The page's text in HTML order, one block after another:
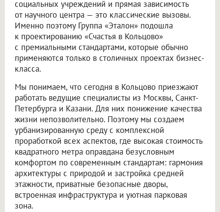
социальных учреждений и прямая зависимость
от научного центра — это классические вызовы.
Именно поэтому Группа «Эталон» подошла
к проектированию «Счастья в Кольцово»
с премиальными стандартами, которые обычно
применяются только в столичных проектах бизнес-
класса.
Мы понимаем, что сегодня в Кольцово приезжают
работать ведущие специалисты из Москвы, Санкт-
Петербурга и Казани. Для них понижение качества
жизни непозволительно. Поэтому мы создаем
урбанизированную среду с комплексной
проработкой всех аспектов, где высокая стоимость
квадратного метра оправдана безусловным
комфортом по современным стандартам: гармония
архитектуры с природой и застройка средней
этажности, приватные безопасные дворы,
встроенная инфраструктура и уютная парковая
зона.